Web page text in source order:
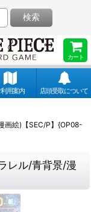
カート
検索
用案内 店頭受取について
画絵)【SEC/P】{OP08-
レル/青背景/漫